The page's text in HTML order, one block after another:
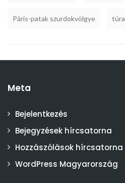
Páris-patak szurdokvölgye túra
Meta
Bejelentkezés
Bejegyzések hírcsatorna
Hozzászólások hírcsatorna
WordPress Magyarország